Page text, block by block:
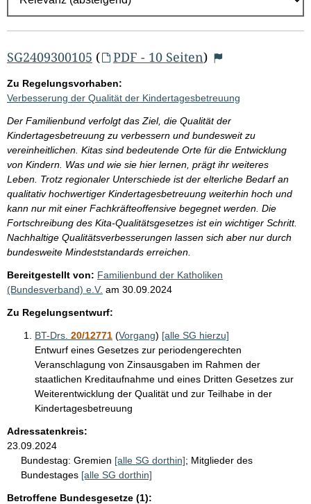
g
e
b
n
i
s
s
e
p
r
o
S
e
i
t
e
SG2409300105 ( PDF - 10 Seiten)
Zu Regelungsvorhaben:
Verbesserung der Qualität der Kindertagesbetreuung
Der Familienbund verfolgt das Ziel, die Qualität der
Kindertagesbetreuung zu verbessern und bundesweit zu
vereinheitlichen. Kitas sind bedeutende Orte für die Entwicklung
von Kindern. Was und wie sie hier lernen, prägt ihr weiteres
Leben. Trotz regionaler Unterschiede ist der elterliche Bedarf an
qualitativ hochwertiger Kindertagesbetreuung weiterhin hoch und
kann nur mit einer Fachkräfteoffensive begegnet werden. Die
Fortschreibung des Kita-Qualitätsgesetzes ist ein wichtiger Schritt.
Nachhaltige Qualitätsverbesserungen lassen sich aber nur durch
bundesweite Mindeststandards erreichen.
Bereitgestellt von: Familienbund der Katholiken
(Bundesverband) e.V. am 30.09.2024
Zu Regelungsentwurf:
BT-Drs. 20/12771 (Vorgang) [alle SG hierzu]
Entwurf eines Gesetzes zur periodengerechten
Veranschlagung von Zinsausgaben im Rahmen der
staatlichen Kreditaufnahme und eines Dritten Gesetzes zur
Weiterentwicklung der Qualität und zur Teilhabe in der
Kindertagesbetreuung
Adressatenkreis:
23.09.2024
Bundestag: Gremien [alle SG dorthin]; Mitglieder des
Bundestages [alle SG dorthin]
Betroffene Bundesgesetze (1):